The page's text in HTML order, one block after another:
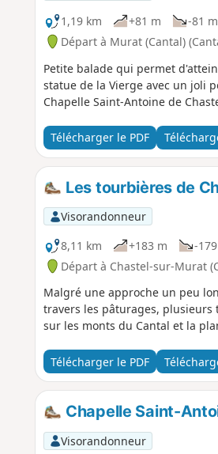
1,19 km
+81 m -81 m
Départ à Murat (Cantal)
Petite balade qui permet
statue de la Vierge avec un joli
Chapelle Saint-Antoine de
Télécharger le PDF
Les tourbières de
Visorandonneur
8,11 km
+183 m -
Départ à Chastel-sur-Murat
Malgré une approche un peu
travers les pâturages,
sur les monts du Cantal et la
Télécharger le PDF
Chapelle Saint-
Visorandonneur